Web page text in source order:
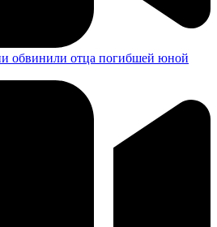
обвинили отца погибшей юной